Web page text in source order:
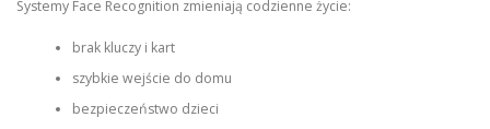
Systemy Face Recognition zmieniają codzienne życie:
brak kluczy i kart
szybkie wejście do domu
bezpieczeństwo dzieci